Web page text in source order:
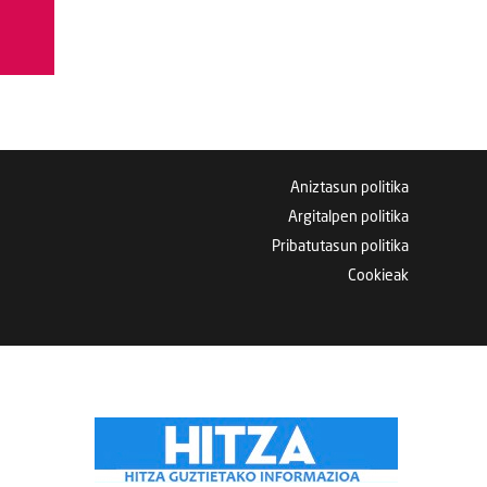
Aniztasun politika
Argitalpen politika
Pribatutasun politika
Cookieak